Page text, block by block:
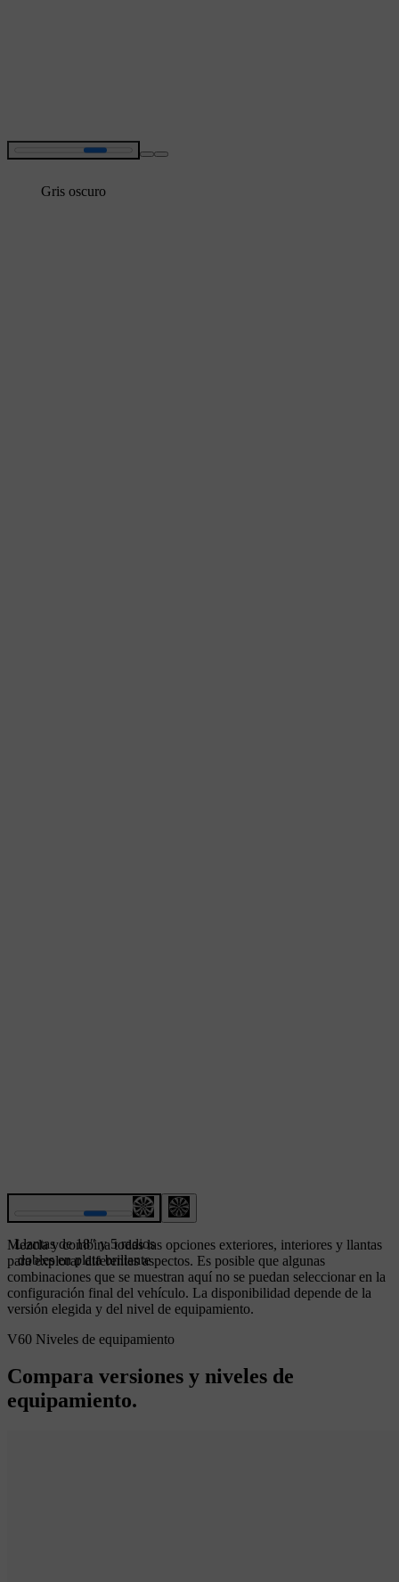
Gris oscuro
Llantas de 18″ y 5 radios
dobles en plata brillante
Mezcla y combina todas las opciones exteriores, interiores y llantas
para explorar diferentes aspectos. Es posible que algunas
combinaciones que se muestran aquí no se puedan seleccionar en la
configuración final del vehículo. La disponibilidad depende de la
versión elegida y del nivel de equipamiento.
V60 Niveles de equipamiento
Compara versiones y niveles de
equipamiento.